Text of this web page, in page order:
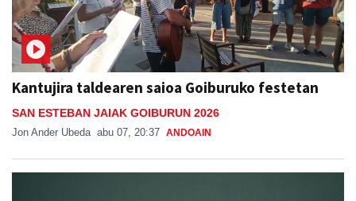
Kantujira taldearen saioa Goiburuko festetan
SAN ESTEBAN JAIAK GOIBURUN 2026
Jon Ander Ubeda abu 07, 20:37 ANDOAIN